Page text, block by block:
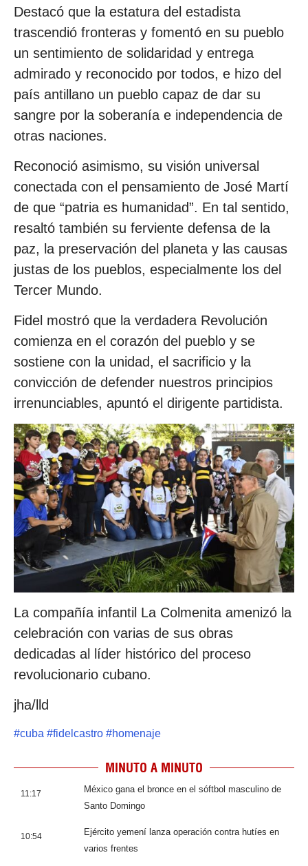
Destacó que la estatura del estadista
trascendió fronteras y fomentó en su pueblo
un sentimiento de solidaridad y entrega
admirado y reconocido por todos, e hizo del
país antillano un pueblo capaz de dar su
sangre por la soberanía e independencia de
otras naciones.
Reconoció asimismo, su visión universal
conectada con el pensamiento de José Martí
de que “patria es humanidad”. En tal sentido,
resaltó también su ferviente defensa de la
paz, la preservación del planeta y las causas
justas de los pueblos, especialmente los del
Tercer Mundo.
Fidel mostró que la verdadera Revolución
comienza en el corazón del pueblo y se
sostiene con la unidad, el sacrificio y la
convicción de defender nuestros principios
irrenunciables, apuntó el dirigente partidista.
La compañía infantil La Colmenita amenizó la
celebración con varias de sus obras
dedicadas al líder histórico del proceso
revolucionario cubano.
jha/lld
#cuba #fidelcastro #homenaje
MINUTO A MINUTO
11:17
México gana el bronce en el sóftbol masculino de
Santo Domingo
10:54
Ejército yemení lanza operación contra hutíes en
varios frentes